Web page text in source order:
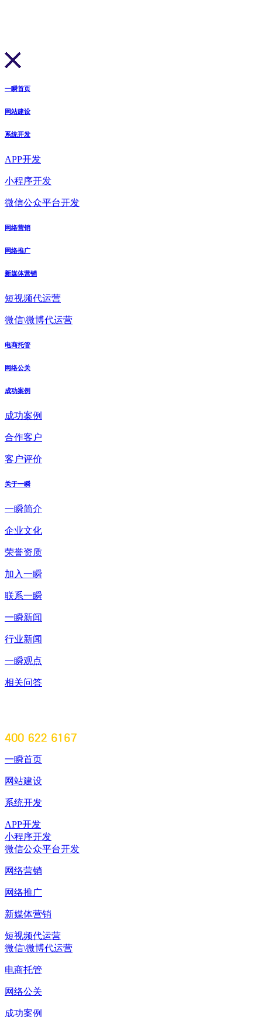
一瞬首页
网站建设
系统开发
APP开发
小程序开发
微信公众平台开发
网络营销
网络推广
新媒体营销
短视频代运营
微信\微博代运营
电商托管
网络公关
成功案例
成功案例
合作客户
客户评价
关于一瞬
一瞬简介
企业文化
荣誉资质
加入一瞬
联系一瞬
一瞬新闻
行业新闻
一瞬观点
相关问答
一瞬首页
网站建设
系统开发
APP开发
小程序开发
微信公众平台开发
网络营销
网络推广
新媒体营销
短视频代运营
微信\微博代运营
电商托管
网络公关
成功案例